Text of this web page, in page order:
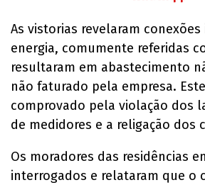
As vistorias revelaram conexões
energia, comumente referidas
resultaram em abastecimento
não faturado pela empresa.
comprovado pela violação dos
de medidores e a religação dos
Os moradores das residências
interrogados e relataram que o